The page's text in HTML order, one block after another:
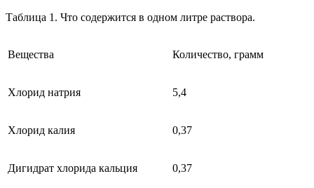
Таблица 1. Что содержится в одном литре раствора.
Вещества Количество, грамм
Хлорид натрия 5,4
Хлорид калия 0,37
Дигидрат хлорида кальция 0,37